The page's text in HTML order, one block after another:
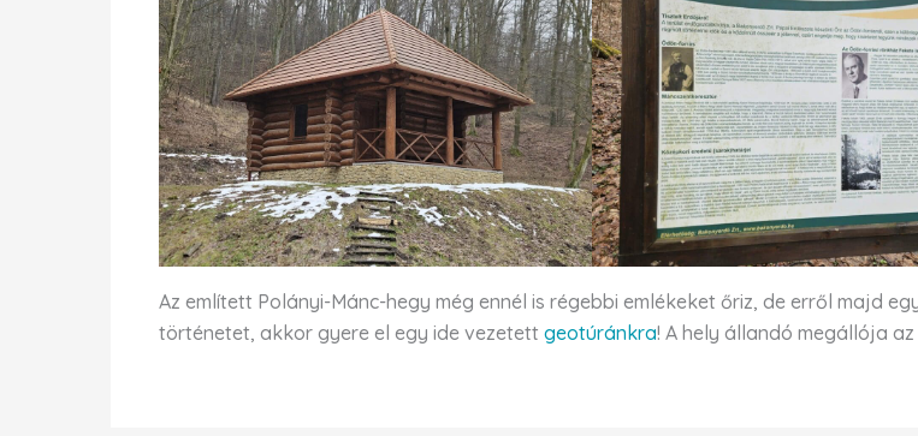
Az említett Polányi-Mánc-hegy még ennél is régebbi emlékeket őriz, de erről majd
történetet, akkor gyere el egy ide vezetett geotúránkra! A hely állandó megállója az